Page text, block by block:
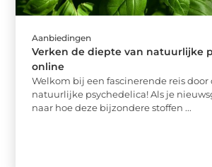
Aanbiedingen
Verken de diepte van natuurlijke
online
Welkom bij een fascinerende reis door
natuurlijke psychedelica! Als je
naar hoe deze bijzondere stoffen ...